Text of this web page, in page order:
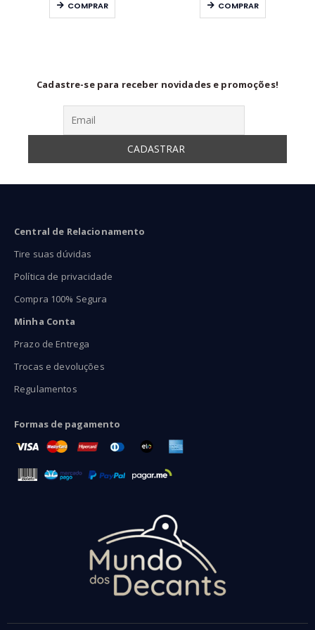
COMPRAR COMPRAR
Cadastre-se para receber novidades e promoções!
Central de Relacionamento
Tire suas dúvidas
Política de privacidade
Compra 100% Segura
Minha Conta
Prazo de Entrega
Trocas e devoluções
Regulamentos
Formas de pagamento